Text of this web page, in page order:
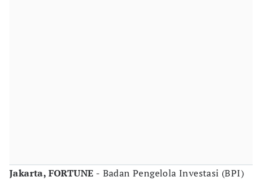
Jakarta, FORTUNE - Badan Pengelola Investasi (BPI)